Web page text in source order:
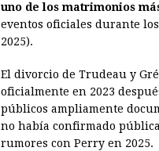
uno de los matrimonios
eventos oficiales durante
2025).
El divorcio de Trudeau y
oficialmente en 2023
públicos ampliamente
no había confirmado
rumores con Perry en 2025.